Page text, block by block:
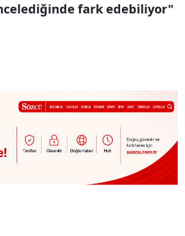
fark edebiliyor"